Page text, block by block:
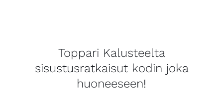
Toppari Kalusteelta
sisustusratkaisut kodin joka
huoneeseen!